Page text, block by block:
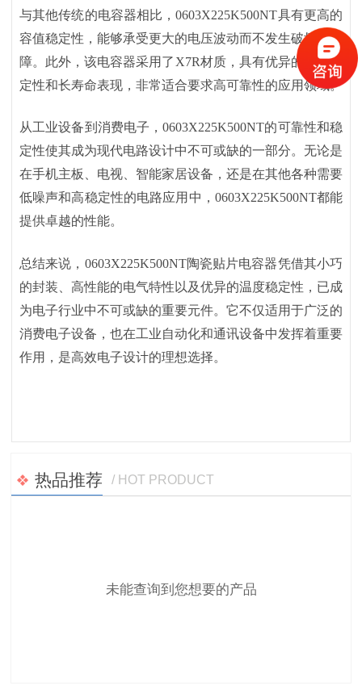
与其他传统的电容器相比，0603X225K500NT具有更高的
容值稳定性，能够承受更大的电压波动而不发生破坏性故
障。此外，该电容器采用了X7R材质，具有优异的温度稳
定性和长寿命表现，非常适合要求高可靠性的应用领域。
从工业设备到消费电子，0603X225K500NT的可靠性和稳
定性使其成为现代电路设计中不可或缺的一部分。无论是
在手机主板、电视、智能家居设备，还是在其他各种需要
低噪声和高稳定性的电路应用中，0603X225K500NT都能
提供卓越的性能。
总结来说， 0603X225K500NT陶瓷贴片电容器凭借其小巧
的封装、高性能的电气特性以及优异的温度稳定性，已成
为电子行业中不可或缺的重要元件。它不仅适用于广泛的
消费电子设备，也在工业自动化和通讯设备中发挥着重要
作用，是高效电子设计的理想选择。
热品推荐 / HOT PRODUCT
未能查询到您想要的产品